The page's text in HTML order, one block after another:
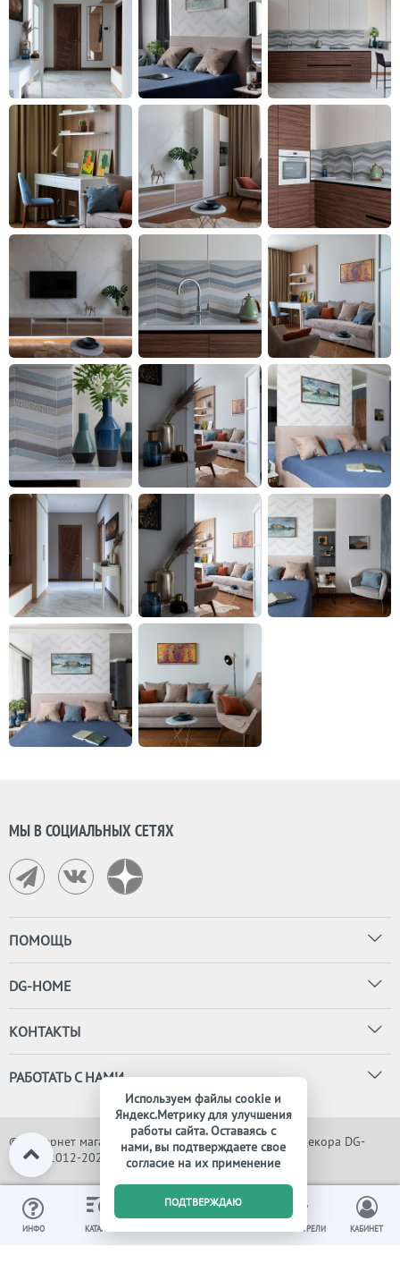
МЫ В СОЦИАЛЬНЫХ СЕТЯХ
ПОМОЩЬ
DG-HOME
КОНТАКТЫ
РАБОТАТЬ С НАМИ
© Интернет магазин дизайнерской мебели, света и декора DG-
HOME, 2012-2026. Все права защищены
ИНФО КАТАЛОГ
0
ВЫ СМОТРЕЛИ КАБИНЕТ
Используем файлы cookie и
Яндекс.Метрику для улучшения
работы сайта. Оставаясь с
нами, вы подтверждаете свое
согласие на их применение
ПОДТВЕРЖДАЮ